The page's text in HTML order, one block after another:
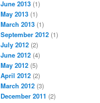
June 2013 (1)
May 2013 (1)
March 2013 (1)
September 2012 (1)
July 2012 (2)
June 2012 (4)
May 2012 (5)
April 2012 (2)
March 2012 (3)
December 2011 (2)